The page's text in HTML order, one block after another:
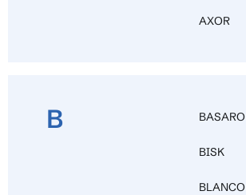
AXOR
B BASARO
BISK
BLANCO